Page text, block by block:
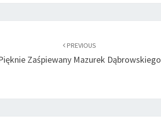
PREVIOUS
Zaśpiewany Mazurek Dąbrowskiego